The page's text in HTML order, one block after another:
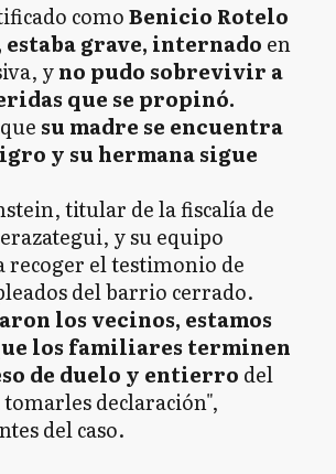
comoBenicio Rotelo
estaba grave, internado en
yno pudo sobrevivir a
que se propinó.
su madre se encuentra
y su hermana sigue
titular de la fiscalía de
y su equipo
recoger el testimonio de
del barrio cerrado.
los vecinos, estamos
los familiares terminen
de duelo y entierro del
declaración",
del caso.